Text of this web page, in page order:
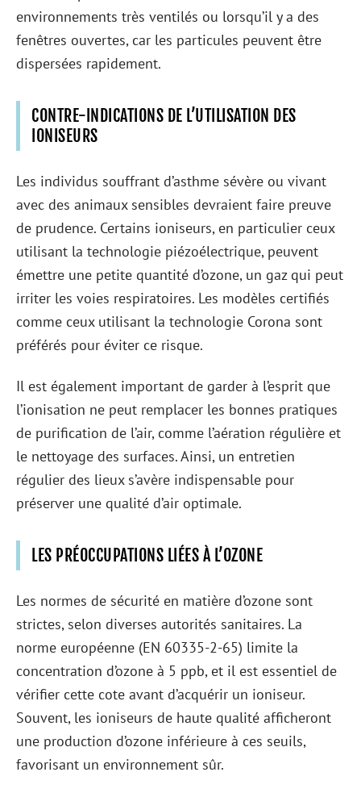
environnements très ventilés ou lorsqu’il y a des
fenêtres ouvertes, car les particules peuvent être
dispersées rapidement.
CONTRE-INDICATIONS DE L’UTILISATION DES
IONISEURS
Les individus souffrant d’asthme sévère ou vivant
avec des animaux sensibles devraient faire preuve
de prudence. Certains ioniseurs, en particulier ceux
utilisant la technologie piézoélectrique, peuvent
émettre une petite quantité d’ozone, un gaz qui peut
irriter les voies respiratoires. Les modèles certifiés
comme ceux utilisant la technologie Corona sont
préférés pour éviter ce risque.
Il est également important de garder à l’esprit que
l’ionisation ne peut remplacer les bonnes pratiques
de purification de l’air, comme l’aération régulière et
le nettoyage des surfaces. Ainsi, un entretien
régulier des lieux s’avère indispensable pour
préserver une qualité d’air optimale.
LES PRÉOCCUPATIONS LIÉES À L’OZONE
Les normes de sécurité en matière d’ozone sont
strictes, selon diverses autorités sanitaires. La
norme européenne (EN 60335-2-65) limite la
concentration d’ozone à 5 ppb, et il est essentiel de
vérifier cette cote avant d’acquérir un ioniseur.
Souvent, les ioniseurs de haute qualité afficheront
une production d’ozone inférieure à ces seuils,
favorisant un environnement sûr.